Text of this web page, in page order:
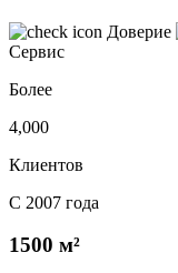
Доверие
Сервис
Более
4,000
Клиентов
С 2007 года
1500 м²